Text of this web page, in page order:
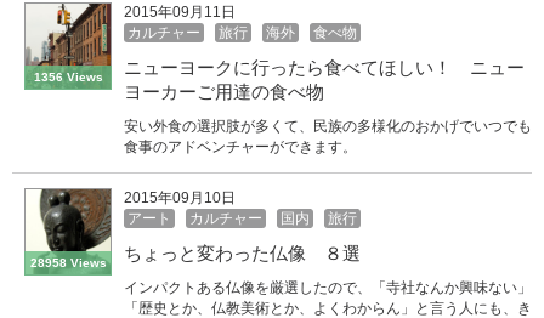
1356 Views
2015年09月11日
カルチャー
旅行 海外 食べ物
ニューヨークに行ったら食べてほしい！ ニュー
ヨーカーご用達の食べ物
安い外食の選択肢が多くて、民族の多様化のおかげでいつでも
食事のアドベンチャーができます。
28958 Views
2015年09月10日
アート
カルチャー 国内 旅行
ちょっと変わった仏像 ８選
インパクトある仏像を厳選したので、「寺社なんか興味ない」
「歴史とか、仏教美術とか、よくわからん」と言う人にも、き